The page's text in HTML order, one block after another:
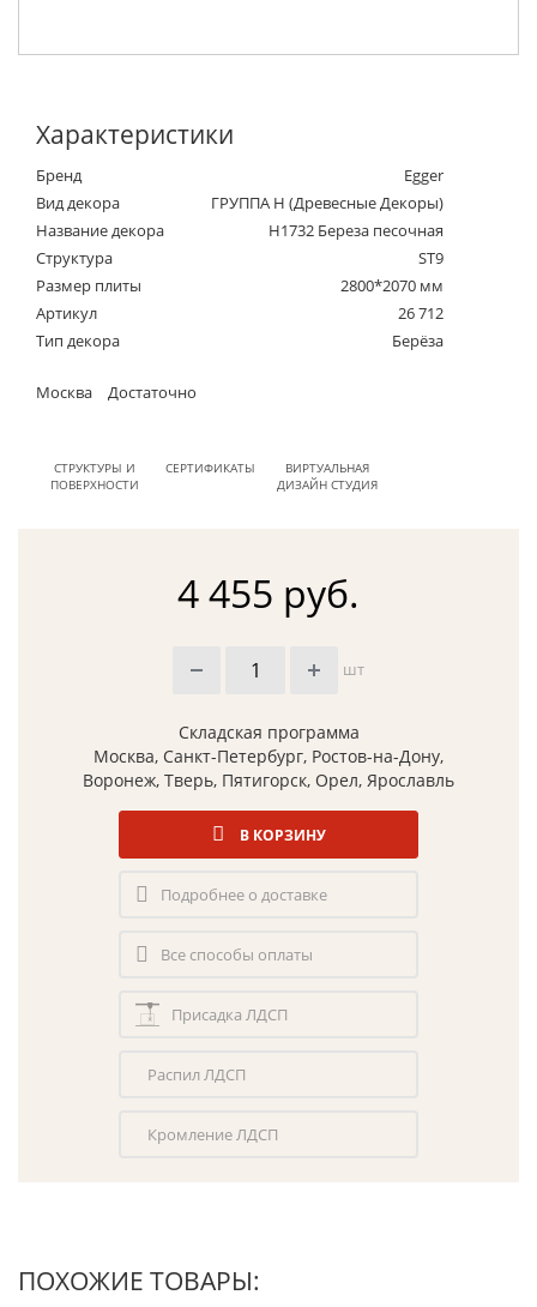
Характеристики
Бренд
Egger
Вид декора
ГРУППА Н (Древесные Декоры)
Название декора
H1732 Береза песочная
Структура
ST9
Размер плиты
2800*2070 мм
Артикул
26 712
Тип декора
Берёза
Москва Достаточно
СТРУКТУРЫ И
ПОВЕРХНОСТИ
СЕРТИФИКАТЫ
ВИРТУАЛЬНАЯ
ДИЗАЙН СТУДИЯ
4 455 руб.
шт
Складская программа
Москва, Санкт-Петербург, Ростов-на-Дону,
Воронеж, Тверь, Пятигорск, Орел, Ярославль
В КОРЗИНУ
Подробнее о доставке
Все способы оплаты
Присадка ЛДСП
Распил ЛДСП
Кромление ЛДСП
ПОХОЖИЕ ТОВАРЫ: